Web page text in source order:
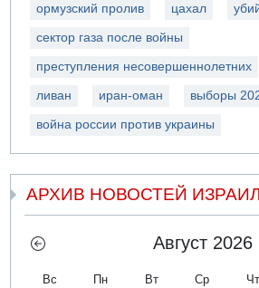
ормузский пролив цахал
сектор газа после войны
преступления несовершеннолетних
ливан иран-оман выборы
война россии против украины
АРХИВ НОВОСТЕЙ
Август 2026
Вс Пн Вт Ср Чт